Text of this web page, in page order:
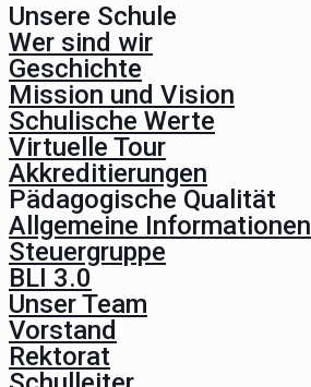
Unsere Schule
Wer sind wir
Geschichte
Mission und Vision
Schulische Werte
Virtuelle Tour
Akkreditierungen
Pädagogische Qualität
Allgemeine Informationen
Steuergruppe
BLI 3.0
Unser Team
Vorstand
Rektorat